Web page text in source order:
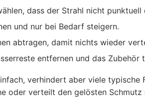
dass der Strahl nicht punktuell
und nur bei Bedarf steigern.
abtragen, damit nichts wieder
entfernen und das Zubehör
verhindert aber viele
oder verteilt den gelösten Schmutz